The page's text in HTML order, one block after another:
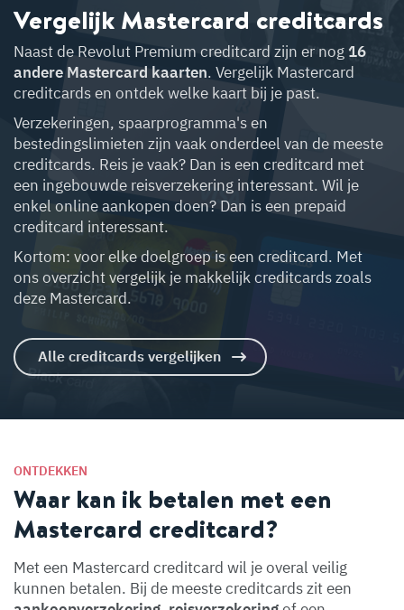
Vergelijk Mastercard creditcards
Naast de Revolut Premium creditcard zijn er nog 16
andere Mastercard kaarten. Vergelijk Mastercard
creditcards en ontdek welke kaart bij je past.
Verzekeringen, spaarprogramma's en
bestedingslimieten zijn vaak onderdeel van de meeste
creditcards. Reis je vaak? Dan is een creditcard met
een ingebouwde reisverzekering interessant. Wil je
enkel online aankopen doen? Dan is een prepaid
creditcard interessant.
Kortom: voor elke doelgroep is een creditcard. Met
ons overzicht vergelijk je makkelijk creditcards zoals
deze Mastercard.
Alle creditcards vergelijken
ONTDEKKEN
Waar kan ik betalen met een
Mastercard creditcard?
Met een Mastercard creditcard wil je overal veilig
kunnen betalen. Bij de meeste creditcards zit een